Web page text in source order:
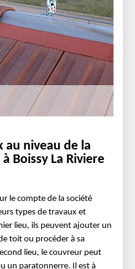
au niveau de la
Boissy La Riviere
le compte de la société
types de travaux et
lieu, ils peuvent ajouter un
toit ou procéder à sa
lieu, le couvreur peut
un paratonnerre. Il est à